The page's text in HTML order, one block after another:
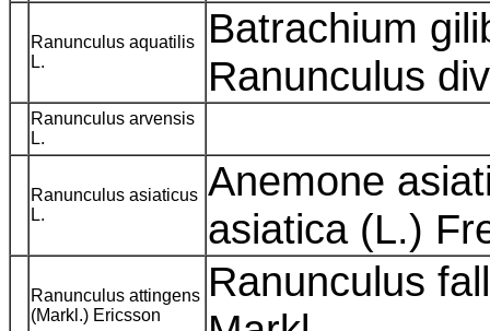
Ranunculus aquatilis
L.
Batrachium
Ranunculus
Ranunculus arvensis
L.
Ranunculus asiaticus
L.
Anemone
asiatica (L.)
Ranunculus attingens
(Markl.) Ericsson
Ranunculus